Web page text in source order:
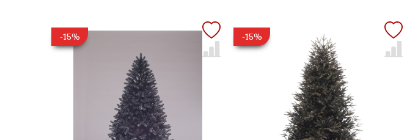
-15% -15%